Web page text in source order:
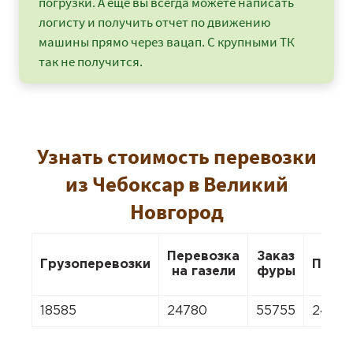
логисту и получить отчет по движению
машины прямо через вацап. С крупными ТК
так не получится.
Узнать стоимость перевозки
из Чебоксар в Великий
Новгород
Грузоперевозки
Перевозка
на газели
Заказ
фуры
18585 24780 55755 24780